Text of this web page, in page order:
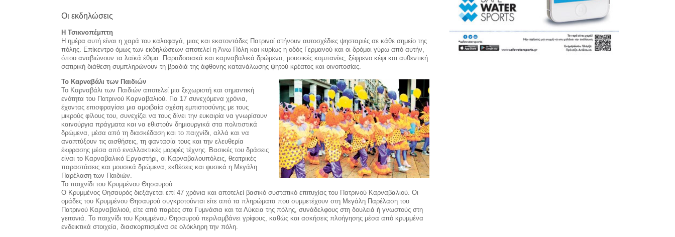
Οι εκδηλώσεις
Η Τσικνοπέμπτη
Η ημέρα αυτή είναι η χαρά του καλοφαγά, μιας και εκατοντάδες Πατρινοί στήνουν αυτοσχέδιες ψησταριές σε κάθε σημείο της
πόλης. Επίκεντρο όμως των εκδηλώσεων αποτελεί η Άνω Πόλη και κυρίως η οδός Γερμανού και οι δρόμοι γύρω από αυτήν,
όπου αναβιώνουν τα λαϊκά έθιμα. Παραδοσιακά και καρναβαλικά δρώμενα, μουσικές κομπανίες, ξέφρενο κέφι και αυθεντική
σατιρική διάθεση συμπληρώνουν τη βραδιά της άφθονης κατανάλωσης ψητού κρέατος και οινοποσίας.
Το Καρναβάλι των Παιδιών
Το Καρναβάλι των Παιδιών αποτελεί μια ξεχωριστή και σημαντική
ενότητα του Πατρινού Καρναβαλιού. Για 17 συνεχόμενα χρόνια,
έχοντας επισφραγίσει μια αμοιβαία σχέση εμπιστοσύνης με τους
μικρούς φίλους του, συνεχίζει να τους δίνει την ευκαιρία να γνωρίσουν
καινούργια πράγματα και να εθιστούν δημιουργικά στα πολιτιστικά
δρώμενα, μέσα από τη διασκέδαση και το παιχνίδι, αλλά και να
αναπτύξουν τις αισθήσεις, τη φαντασία τους και την ελευθερία
έκφρασης μέσα από εναλλακτικές μορφές τέχνης. Βασικές του δράσεις
είναι το Καρναβαλικό Εργαστήρι, οι Καρναβαλουπόλεις, θεατρικές
παραστάσεις και μουσικά δρώμενα, εκθέσεις και φυσικά η Μεγάλη
Παρέλαση των Παιδιών.
Το παιχνίδι του Κρυμμένου Θησαυρού
Ο Κρυμμένος Θησαυρός διεξάγεται επί 47 χρόνια και αποτελεί βασικό συστατικό επιτυχίας του Πατρινού Καρναβαλιού. Οι
ομάδες του Κρυμμένου Θησαυρού συγκροτούνται είτε από τα πληρώματα που συμμετέχουν στη Μεγάλη Παρέλαση του
Πατρινού Καρναβαλιού, είτε από παρέες στα Γυμνάσια και τα Λύκεια της πόλης, συνάδελφους στη δουλειά ή γνωστούς στη
γειτονιά. Το παιχνίδι του Κρυμμένου Θησαυρού περιλαμβάνει γρίφους, καθώς και ασκήσεις πλοήγησης μέσα από κρυμμένα
ενδεικτικά στοιχεία, διασκορπισμένα σε ολόκληρη την πόλη.